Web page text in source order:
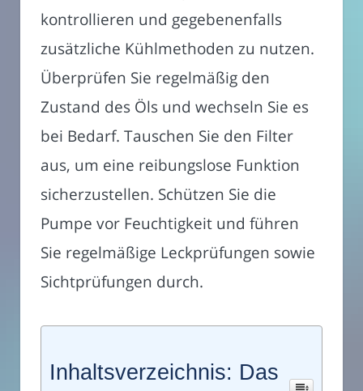
kontrollieren und gegebenenfalls
zusätzliche Kühlmethoden zu nutzen.
Überprüfen Sie regelmäßig den
Zustand des Öls und wechseln Sie es
bei Bedarf. Tauschen Sie den Filter
aus, um eine reibungslose Funktion
sicherzustellen. Schützen Sie die
Pumpe vor Feuchtigkeit und führen
Sie regelmäßige Leckprüfungen sowie
Sichtprüfungen durch.
Inhaltsverzeichnis: Das